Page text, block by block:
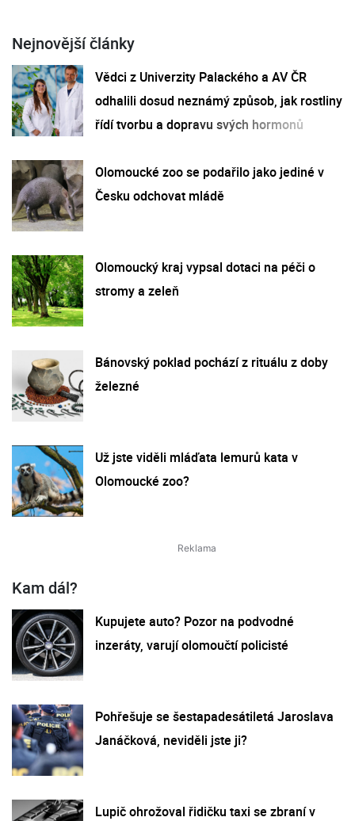
Nejnovější články
Vědci z Univerzity Palackého a AV ČR
odhalili dosud neznámý způsob, jak rostliny
řídí tvorbu a dopravu svých hormonů
Olomoucké zoo se podařilo jako jediné v
Česku odchovat mládě
Olomoucký kraj vypsal dotaci na péči o
stromy a zeleň
Bánovský poklad pochází z rituálu z doby
železné
Už jste viděli mláďata lemurů kata v
Olomoucké zoo?
Kam dál?
Kupujete auto? Pozor na podvodné
inzeráty, varují olomoučtí policisté
Pohřešuje se šestapadesátiletá Jaroslava
Janáčková, neviděli jste ji?
Lupič ohrožoval řidičku taxi se zbraní v